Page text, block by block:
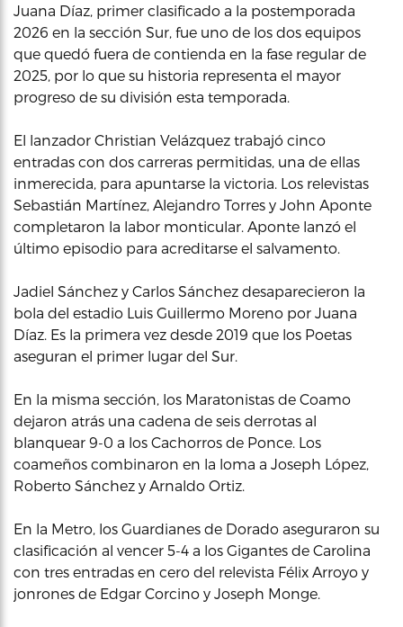
Juana Díaz, primer clasificado a la postemporada
2026 en la sección Sur, fue uno de los dos equipos
que quedó fuera de contienda en la fase regular de
2025, por lo que su historia representa el mayor
progreso de su división esta temporada.
El lanzador Christian Velázquez trabajó cinco
entradas con dos carreras permitidas, una de ellas
inmerecida, para apuntarse la victoria. Los relevistas
Sebastián Martínez, Alejandro Torres y John Aponte
completaron la labor monticular. Aponte lanzó el
último episodio para acreditarse el salvamento.
Jadiel Sánchez y Carlos Sánchez desaparecieron la
bola del estadio Luis Guillermo Moreno por Juana
Díaz. Es la primera vez desde 2019 que los Poetas
aseguran el primer lugar del Sur.
En la misma sección, los Maratonistas de Coamo
dejaron atrás una cadena de seis derrotas al
blanquear 9-0 a los Cachorros de Ponce. Los
coameños combinaron en la loma a Joseph López,
Roberto Sánchez y Arnaldo Ortiz.
En la Metro, los Guardianes de Dorado aseguraron su
clasificación al vencer 5-4 a los Gigantes de Carolina
con tres entradas en cero del relevista Félix Arroyo y
jonrones de Edgar Corcino y Joseph Monge.